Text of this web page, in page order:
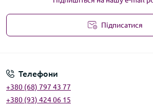
Підписатися
Телефони
+380 (68) 797 43 77
+380 (93) 424 06 15